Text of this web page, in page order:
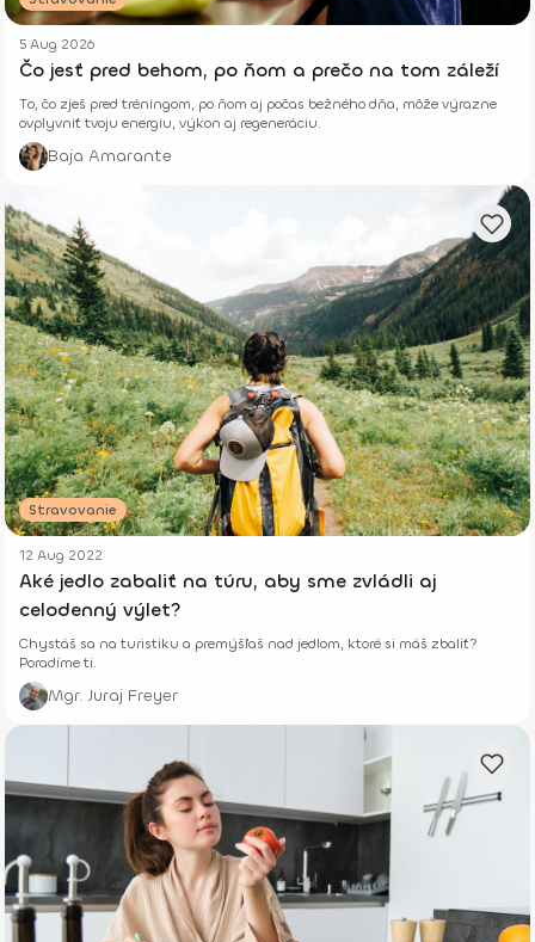
5 Aug 2026
Čo jesť pred behom, po ňom a prečo na tom záleží
To, čo zješ pred tréningom, po ňom aj počas bežného dňa, môže výrazne
ovplyvniť tvoju energiu, výkon aj regeneráciu.
Baja Amarante
Stravovanie
12 Aug 2022
Aké jedlo zabaliť na túru, aby sme zvládli aj
celodenný výlet?
Chystáš sa na turistiku a premýšľaš nad jedlom, ktoré si máš zbaliť?
Poradíme ti.
Mgr. Juraj Freyer